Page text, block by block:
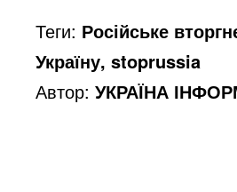
Теги: Російське
Україну, stoprussia
Автор:УКРАЇНА